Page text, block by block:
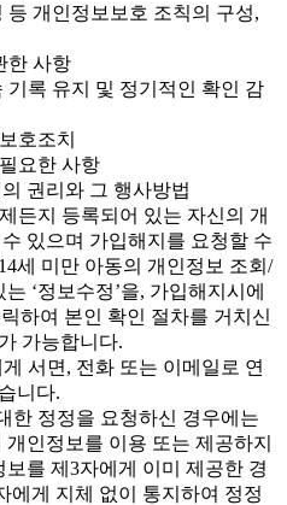
개인정보보호 조칙의 구성,
한 사항
록 유지 및 정기적인 확인 감
호조치
요한 사항
권리와 그 행사방법
든지 등록되어 있는 자신의 개
있으며 가입해지를 요청할 수
세 미만 아동의 개인정보 조회/
‘정보수정’을, 가입해지시에
하여 본인 확인 절차를 거치신
가능합니다.
서면, 전화 또는 이메일로 연
니다.
한 정정을 요청하신 경우에는
인정보를 이용 또는 제공하지
를 제3자에게 이미 제공한 경
에게 지체 없이 통지하여 정정